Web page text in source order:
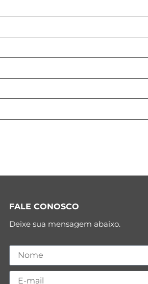
FALE CONOSCO
Deixe sua mensagem abaixo.